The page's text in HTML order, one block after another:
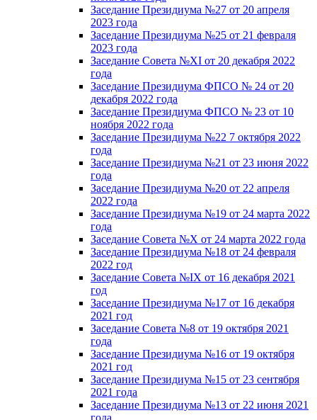
Заседание Президиума №27 от 20 апреля
2023 года
Заседание Президиума №25 от 21 февраля
2023 года
Заседание Совета №XI от 20 декабря 2022
года
Заседание Президиума ФПСО № 24 от 20
декабря 2022 года
Заседание Президиума ФПСО № 23 от 10
ноября 2022 года
Заседание Президиума №22 7 октября 2022
года
Заседание Президиума №21 от 23 июня 2022
года
Заседание Президиума №20 от 22 апреля
2022 года
Заседание Президиума №19 от 24 марта 2022
года
Заседание Совета №X от 24 марта 2022 года
Заседание Президиума №18 от 24 февраля
2022 год
Заседание Совета №IX от 16 декабря 2021
год
Заседание Президиума №17 от 16 декабря
2021 год
Заседание Совета №8 от 19 октября 2021
года
Заседание Президиума №16 от 19 октября
2021 год
Заседание Президиума №15 от 23 сентября
2021 года
Заседание Президиума №13 от 22 июня 2021
года